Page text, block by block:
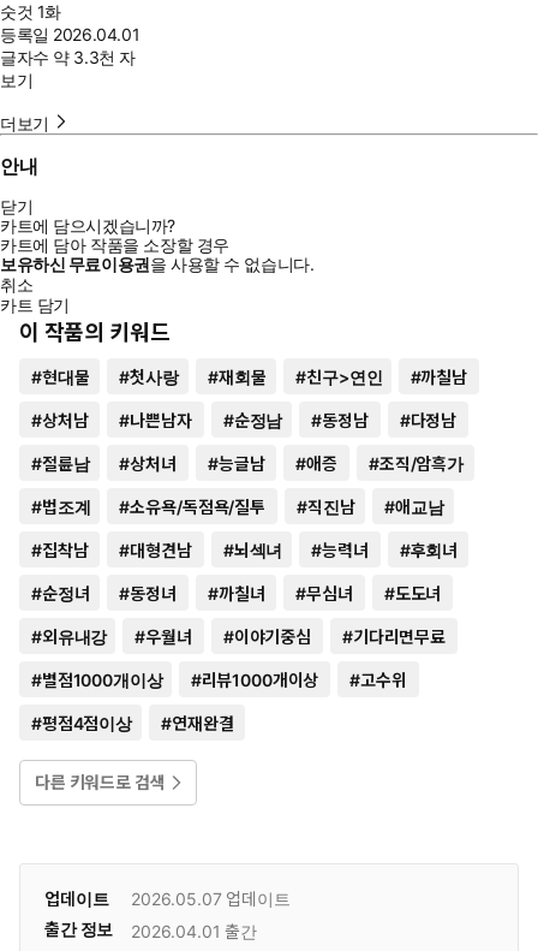
숫것 1화
등록일 2026.04.01
글자수 약 3.3천 자
보기
더보기
안내
닫기
카트에 담으시겠습니까?
카트에 담아 작품을 소장할 경우
보유하신 무료이용권을 사용할 수 없습니다.
취소
카트 담기
이 작품의 키워드
#현대물 #첫사랑 #재회물 #친구>연인 #까칠남
#상처남 #나쁜남자 #순정남 #동정남 #다정남
#절륜남 #상처녀 #능글남 #애증 #조직/암흑가
#법조계 #소유욕/독점욕/질투 #직진남 #애교남
#집착남 #대형견남 #뇌섹녀 #능력녀 #후회녀
#순정녀 #동정녀 #까칠녀 #무심녀 #도도녀
#외유내강 #우월녀 #이야기중심 #기다리면무료
#별점1000개이상 #리뷰1000개이상 #고수위
#평점4점이상 #연재완결
다른 키워드로 검색
업데이트 2026.05.07업데이트
출간 정보
2026.04.01 출간